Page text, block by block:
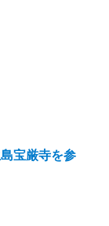
宝厳寺を参